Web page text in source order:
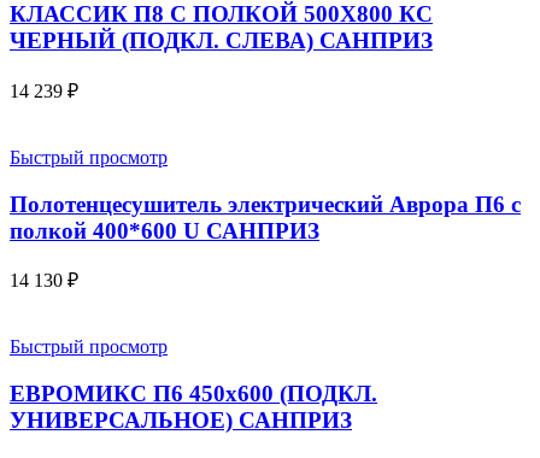
КЛАССИК П8 С ПОЛКОЙ 500Х800 КС
ЧЕРНЫЙ (ПОДКЛ. СЛЕВА) САНПРИЗ
14 239 ₽
Быстрый просмотр
Полотенцесушитель электрический Аврора П6 с
полкой 400*600 U САНПРИЗ
14 130 ₽
Быстрый просмотр
ЕВРОМИКС П6 450х600 (ПОДКЛ.
УНИВЕРСАЛЬНОЕ) САНПРИЗ